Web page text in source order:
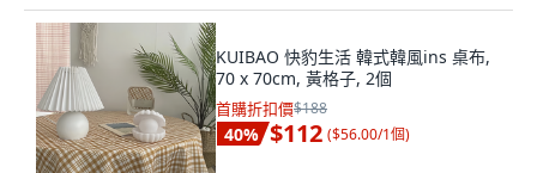
KUIBAO 快豹生活 韓式韓風ins 桌布,
70 x 70cm, 黃格子, 2個
首購折扣價$188
40% $112 ($56.00/1個)